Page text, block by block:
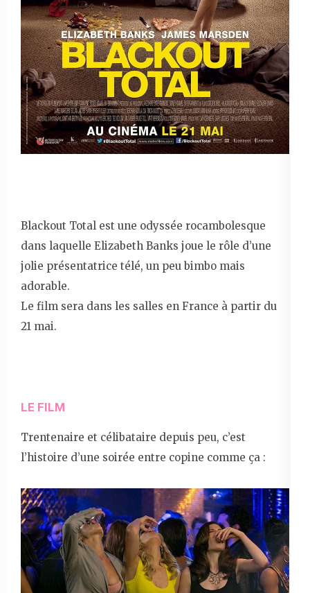
Blackout Total est une odyssée rocambolesque
dans laquelle Elizabeth Banks joue le rôle d’une
jolie présentatrice télé, un peu bimbo mais
adorable.
Le film sera dans les salles en France à partir du
21 mai.
LE FILM
Trentenaire et célibataire depuis peu, c’est
l’histoire d’une soirée entre copine comme ça :